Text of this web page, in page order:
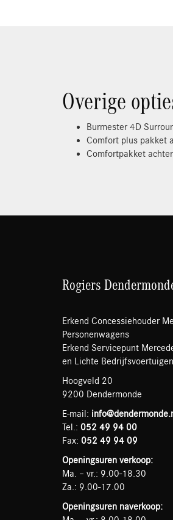
Overige
Burmester 4D
Comfort plus pakket
Comfortpakket
Rogiers
Erkend Concessiehouder
Personenwagens
Erkend Servicepunt
en Lichte Bedrijfsvoertuigen
Hoogveld 20
9200 Dendermonde
E-mail:
Tel.: 052 49 94 00
Fax: 052 49 94 09
Openingsuren verkoop:
Ma. – vr.: 9.00-18.30
Za.: 9.00-17.00
Openingsuren naverkoop: